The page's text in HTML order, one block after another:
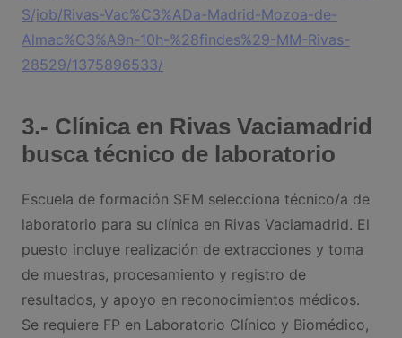
S/job/Rivas-Vac%C3%ADa-Madrid-Mozoa-de-
Almac%C3%A9n-10h-%28findes%29-MM-Rivas-
28529/1375896533/
3.- Clínica en Rivas Vaciamadrid
busca técnico de laboratorio
Escuela de formación SEM selecciona técnico/a de
laboratorio para su clínica en Rivas Vaciamadrid. El
puesto incluye realización de extracciones y toma
de muestras, procesamiento y registro de
resultados, y apoyo en reconocimientos médicos.
Se requiere FP en Laboratorio Clínico y Biomédico,